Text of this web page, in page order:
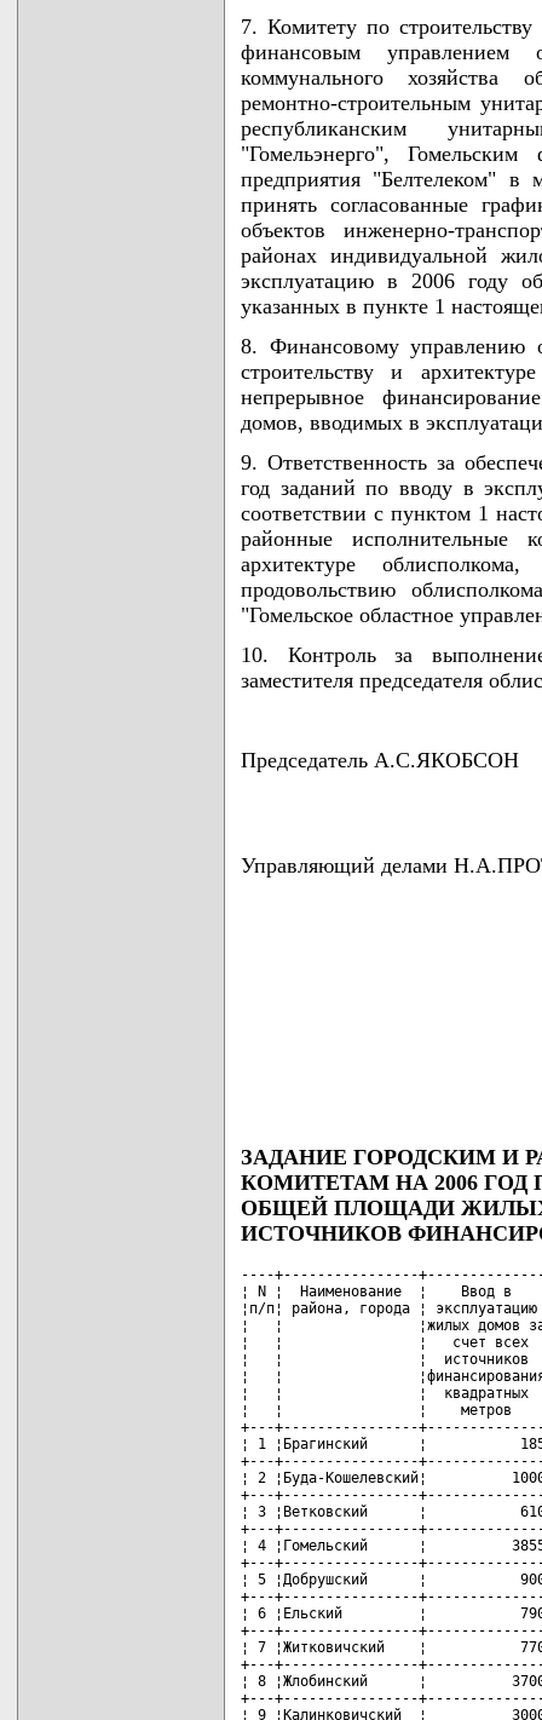
7. Комитету по
финансовым управлением
коммунального хозяйства
ремонтно-строительным
республиканским
"Гомельэнерго", Гомельским
предприятия "Белтелеком" в
принять согласованные
объектов инженерно-
районах индивидуальной
эксплуатацию в 2006 году
указанных в пункте 1
8. Финансовому управлению
строительству и
непрерывное
домов, вводимых в
9. Ответственность за
год заданий по вводу в
соответствии с пунктом 1
районные исполнительные
архитектуре
продовольствию
"Гомельское областное
10. Контроль за
заместителя председателя
Председатель А.С.ЯКОБСОН
Управляющий делами
ЗАДАНИЕ ГОРОДСКИМ И
КОМИТЕТАМ НА 2006
ОБЩЕЙ ПЛОЩАДИ
ИСТОЧНИКОВ
----+----------------
¦ N ¦  Наименование  ¦    Ввод в
¦п/п¦ района, города ¦
¦   ¦                ¦жилых домов за ¦
¦   ¦                ¦   счет всех
¦   ¦                ¦  источников   ¦
¦   ¦
¦   ¦                ¦  квадратных   ¦
¦   ¦                ¦    метров
+---+----------------
¦ 1 ¦Брагинский      ¦
+---+----------------
¦ 2 ¦Буда-Кошелевский¦
+---+----------------
¦ 3 ¦Ветковский      ¦
+---+----------------
¦ 4 ¦Гомельский      ¦
+---+----------------
¦ 5 ¦Добрушский      ¦
+---+----------------
¦ 6 ¦Ельский         ¦
+---+----------------
¦ 7 ¦Житковичский    ¦
+---+----------------
¦ 8 ¦Жлобинский      ¦
+---+----------------
¦ 9 ¦Калинковичский  ¦